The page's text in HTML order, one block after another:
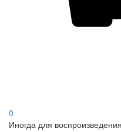
0
Иногда для